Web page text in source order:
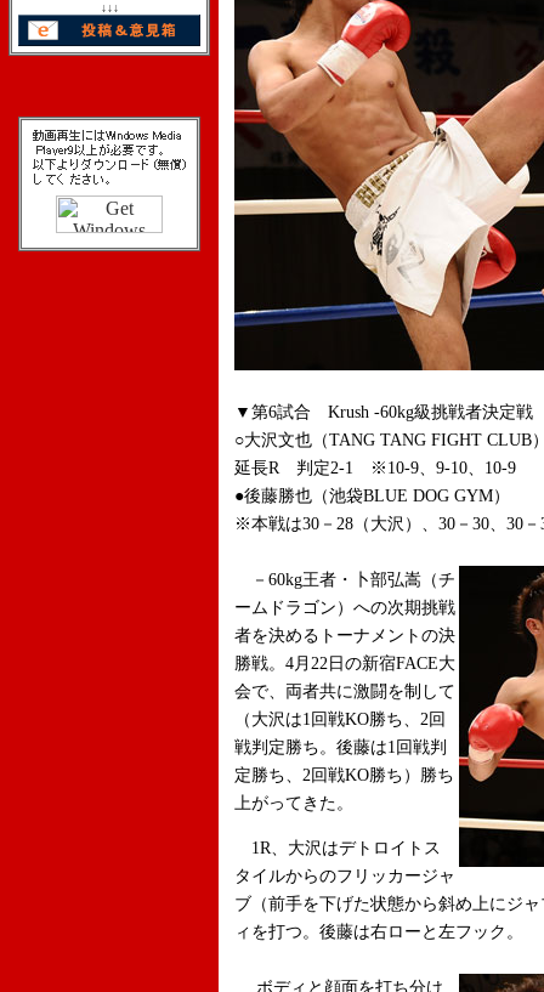
↓↓↓
▼第6試合 Krush -60kg級挑戦者決定戦
○大沢文也（TANG TANG FIGHT CLUB
延長R 判定2-1 ※10-9、9-10、10-9
●後藤勝也（池袋BLUE DOG GYM）
※本戦は30－28（大沢）、30－30、30－
－60kg王者・卜部弘嵩（チ
ームドラゴン）への次期挑戦
者を決めるトーナメントの決
勝戦。4月22日の新宿FACE大
会で、両者共に激闘を制して
（大沢は1回戦KO勝ち、2回
戦判定勝ち。後藤は1回戦判
定勝ち、2回戦KO勝ち）勝ち
上がってきた。
1R、大沢はデトロイトス
タイルからのフリッカージャ
ブ（前手を下げた状態から斜め上にジ
ィを打つ。後藤は右ローと左フック。
ボディと顔面を打ち分け